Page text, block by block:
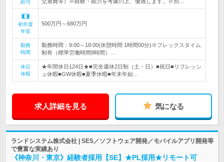
給与
初年度
年収
500万円～680万円
勤務
時間
勤務時間：9:00～18:00(休憩時間 1時間00分)※フレックスタイム
制有（標準労働時間8時間）…
休日
休暇
★年間休日124日★■完全週休2日制（土・日）■祝日■リフレッシ
ュ休暇■GW休暇■夏季休暇■年末年始…
求人詳細を見る 気になる
ランドシステム株式会社 | SES／ソフトウェア開発／モバイルアプリ開発等
で豊富な実績あり
《神奈川・東京》経験者採用【SE】★PL採用★リモート可